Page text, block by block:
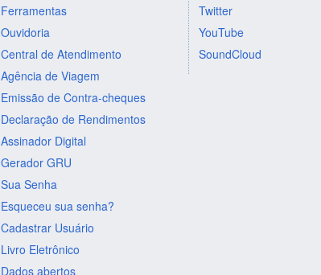
Ferramentas
Ouvidoria
Central de Atendimento
Agência de Viagem
Emissão de Contra-cheques
Declaração de Rendimentos
Assinador Digital
Gerador GRU
Sua Senha
Esqueceu sua senha?
Cadastrar Usuário
Livro Eletrônico
Dados abertos
Twitter
YouTube
SoundCloud